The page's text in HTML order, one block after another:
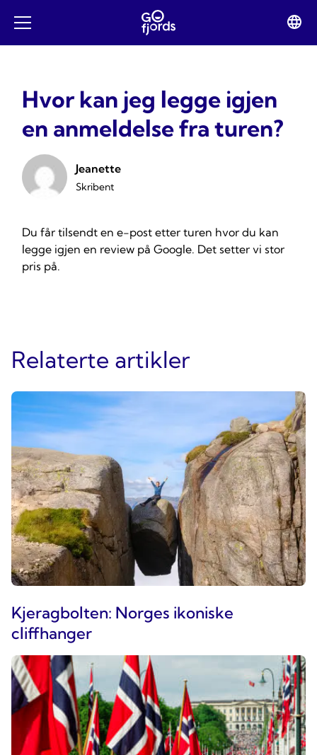
innhold
Open
mobile
Hvor kan jeg legge igjen
en anmeldelse fra turen?
Jeanette
Skribent
Du får tilsendt en e-post etter turen hvor du kan
legge igjen en review på Google. Det setter vi stor
pris på.
Relaterte artikler
Kjeragbolten: Norges ikoniske
cliffhanger